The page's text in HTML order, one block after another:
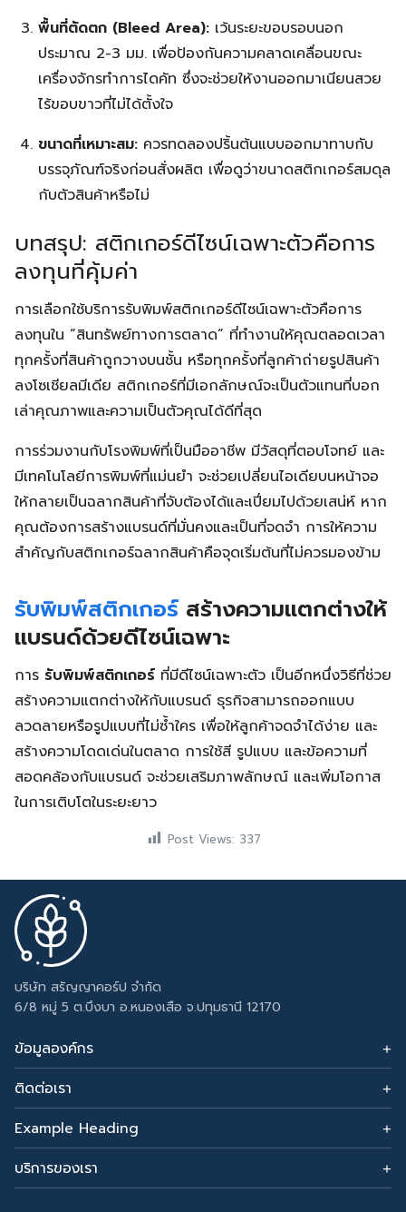
พื้นที่ตัดตก (Bleed Area):เว้นระยะขอบรอบนอก
ประมาณ 2-3 มม. เพื่อป้องกันความคลาดเคลื่อนขณะ
เครื่องจักรทำการไดคัท ซึ่งจะช่วยให้งานออกมาเนียนสวย
ไร้ขอบขาวที่ไม่ได้ตั้งใจ
ขนาดที่เหมาะสม:ควรทดลองปริ้นต้นแบบออกมาทาบกับ
บรรจุภัณฑ์จริงก่อนสั่งผลิต เพื่อดูว่าขนาดสติกเกอร์สมดุล
กับตัวสินค้าหรือไม่
บทสรุป: สติกเกอร์ดีไซน์เฉพาะตัวคือการ
ลงทุนที่คุ้มค่า
การเลือกใช้บริการรับพิมพ์สติกเกอร์ดีไซน์เฉพาะตัวคือการ
ลงทุนใน “สินทรัพย์ทางการตลาด” ที่ทำงานให้คุณตลอดเวลา
ทุกครั้งที่สินค้าถูกวางบนชั้น หรือทุกครั้งที่ลูกค้าถ่ายรูปสินค้า
ลงโซเชียลมีเดีย สติกเกอร์ที่มีเอกลักษณ์จะเป็นตัวแทนที่บอก
เล่าคุณภาพและความเป็นตัวคุณได้ดีที่สุด
การร่วมงานกับโรงพิมพ์ที่เป็นมืออาชีพ มีวัสดุที่ตอบโจทย์ และ
มีเทคโนโลยีการพิมพ์ที่แม่นยำ จะช่วยเปลี่ยนไอเดียบนหน้าจอ
ให้กลายเป็นฉลากสินค้าที่จับต้องได้และเปี่ยมไปด้วยเสน่ห์ หาก
คุณต้องการสร้างแบรนด์ที่มั่นคงและเป็นที่จดจำ การให้ความ
สำคัญกับสติกเกอร์ฉลากสินค้าคือจุดเริ่มต้นที่ไม่ควรมองข้าม
รับพิมพ์สติกเกอร์ สร้างความแตกต่างให้
แบรนด์ด้วยดีไซน์เฉพาะ
การ รับพิมพ์สติกเกอร์ ที่มีดีไซน์เฉพาะตัว เป็นอีกหนึ่งวิธีที่ช่วย
สร้างความแตกต่างให้กับแบรนด์ ธุรกิจสามารถออกแบบ
ลวดลายหรือรูปแบบที่ไม่ซ้ำใคร เพื่อให้ลูกค้าจดจำได้ง่าย และ
สร้างความโดดเด่นในตลาด การใช้สี รูปแบบ และข้อความที่
สอดคล้องกับแบรนด์ จะช่วยเสริมภาพลักษณ์ และเพิ่มโอกาส
ในการเติบโตในระยะยาว
Post Views: 337
บริษัท สรัญญาคอร์ป จำกัด
6/8 หมู่ 5 ต.บึงบา อ.หนองเสือ จ.ปทุมธานี 12170
ข้อมูลองค์กร
ติดต่อเรา
อีเมล: sarunyacrop@gmail.com
โทรศัพท์:0915265156
Example Heading
Change this text by adding widget to Appearance →
Widgets and choose Footer Column 3.
บริการของเรา
รับทำเซลเพจ